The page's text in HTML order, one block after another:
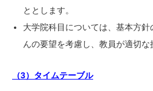
ととします。
大学院科目については、基本方
んの要望を考慮し、教員が適切な
（3）タイムテーブル